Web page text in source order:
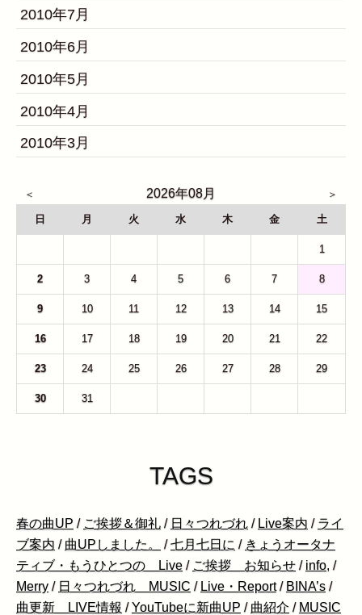
2010年7月
2010年6月
2010年5月
2010年4月
2010年3月
2026年08月
日 月 火 水 木 金 土
1
2 3 4 5 6 7 8
9 10 11 12 13 14 15
16 17 18 19 20 21 22
23 24 25 26 27 28 29
30 31
TAGS
春の曲UP / ご挨拶＆御礼 / 日々つれづれ / Live案内 / ライ
ブ案内 / 曲UPしました。 /七月七日に / きょうオータナ
ティブ・もうひとつの Live / ご挨拶 お知らせ / info, /
Merry / 日々つれづれ MUSIC / Live・Report / BINA’s /
曲更新 LIVE情報 /YouTubeに新曲UP / 曲紹介 / MUSIC